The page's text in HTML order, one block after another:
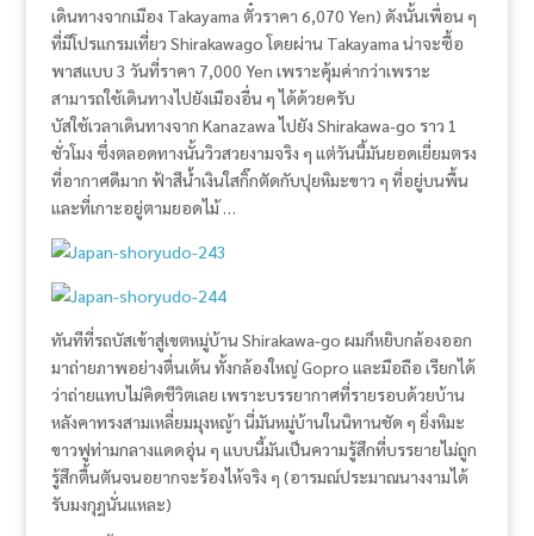
เดินทางจากเมือง Takayama ตั๋วราคา 6,070 Yen) ดังนั้นเพื่อน ๆ
ที่มีโปรแกรมเที่ยว Shirakawago โดยผ่าน Takayama น่าจะซื้อ
พาสแบบ 3 วันที่ราคา 7,000 Yen เพราะคุ้มค่ากว่าเพราะ
สามารถใช้เดินทางไปยังเมืองอื่น ๆ ได้ด้วยครับ
บัสใช้เวลาเดินทางจาก Kanazawa ไปยัง Shirakawa-go ราว 1
ชั่วโมง ซึ่งตลอดทางนั้นวิวสวยงามจริง ๆ แต่วันนี้มันยอดเยี่ยมตรง
ที่อากาศดีมาก ฟ้าสีน้ำเงินใสกิ๊กตัดกับปุยหิมะขาว ๆ ที่อยู่บนพื้น
และที่เกาะอยู่ตามยอดไม้ …
ทันทีที่รถบัสเข้าสู่เขตหมู่บ้าน Shirakawa-go ผมก็หยิบกล้องออก
มาถ่ายภาพอย่างตื่นเต้น ทั้งกล้องใหญ่ Gopro และมือถือ เรียกได้
ว่าถ่ายแทบไม่คิดชีวิตเลย เพราะบรรยากาศที่รายรอบด้วยบ้าน
หลังคาทรงสามเหลี่ยมมุงหญ้า นี่มันหมู่บ้านในนิทานชัด ๆ ยิ่งหิมะ
ขาวฟูท่ามกลางแดดอุ่น ๆ แบบนี้มันเป็นความรู้สึกที่บรรยายไม่ถูก
รู้สึกตื้นตันจนอยากจะร้องไห้จริง ๆ (อารมณ์ประมาณนางงามได้
รับมงกุฎนั่นแหละ)